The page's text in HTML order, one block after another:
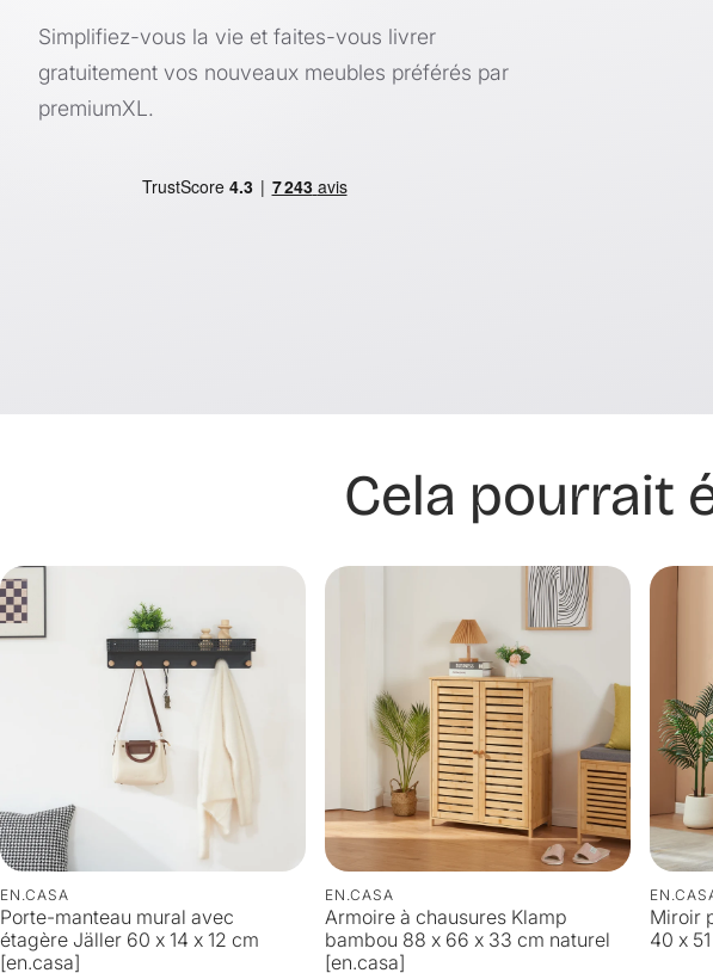
Simplifiez-vous la vie et faites-vous livrer
gratuitement vos nouveaux meubles préférés par
premiumXL.
Cela pourrait
EN.CASA
Porte-manteau mural avec
étagère Jäller 60 x 14 x 12 cm
[en.casa]
EN.CASA
Armoire à chausures Klamp
bambou 88 x 66 x 33 cm naturel
[en.casa]
Miroir
40 x